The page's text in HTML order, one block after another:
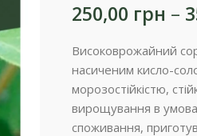
250,00 грн –
Високоврожайний
насиченим кисло-
морозостійкістю,
вирощування в
споживання,